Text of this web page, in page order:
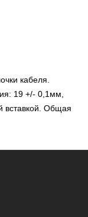
кабеля.
19 +/- 0,1мм,
вставкой. Общая